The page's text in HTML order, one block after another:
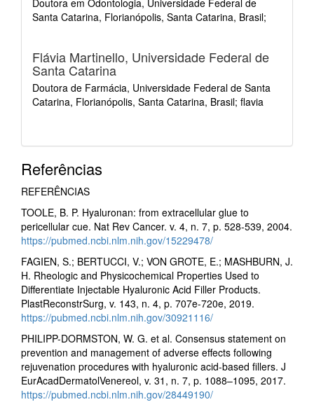
Doutora em Odontologia, Universidade Federal de
Santa Catarina, Florianópolis, Santa Catarina, Brasil;
Flávia Martinello, Universidade Federal de
Santa Catarina
Doutora de Farmácia, Universidade Federal de Santa
Catarina, Florianópolis, Santa Catarina, Brasil; flavia
Referências
REFERÊNCIAS
TOOLE, B. P. Hyaluronan: from extracellular glue to
pericellular cue. Nat Rev Cancer. v. 4, n. 7, p. 528-539, 2004.
https://pubmed.ncbi.nlm.nih.gov/15229478/
FAGIEN, S.; BERTUCCI, V.; VON GROTE, E.; MASHBURN, J.
H. Rheologic and Physicochemical Properties Used to
Differentiate Injectable Hyaluronic Acid Filler Products.
PlastReconstrSurg, v. 143, n. 4, p. 707e-720e, 2019.
https://pubmed.ncbi.nlm.nih.gov/30921116/
PHILIPP-DORMSTON, W. G. et al. Consensus statement on
prevention and management of adverse effects following
rejuvenation procedures with hyaluronic acid-based fillers. J
EurAcadDermatolVenereol, v. 31, n. 7, p. 1088–1095, 2017.
https://pubmed.ncbi.nlm.nih.gov/28449190/